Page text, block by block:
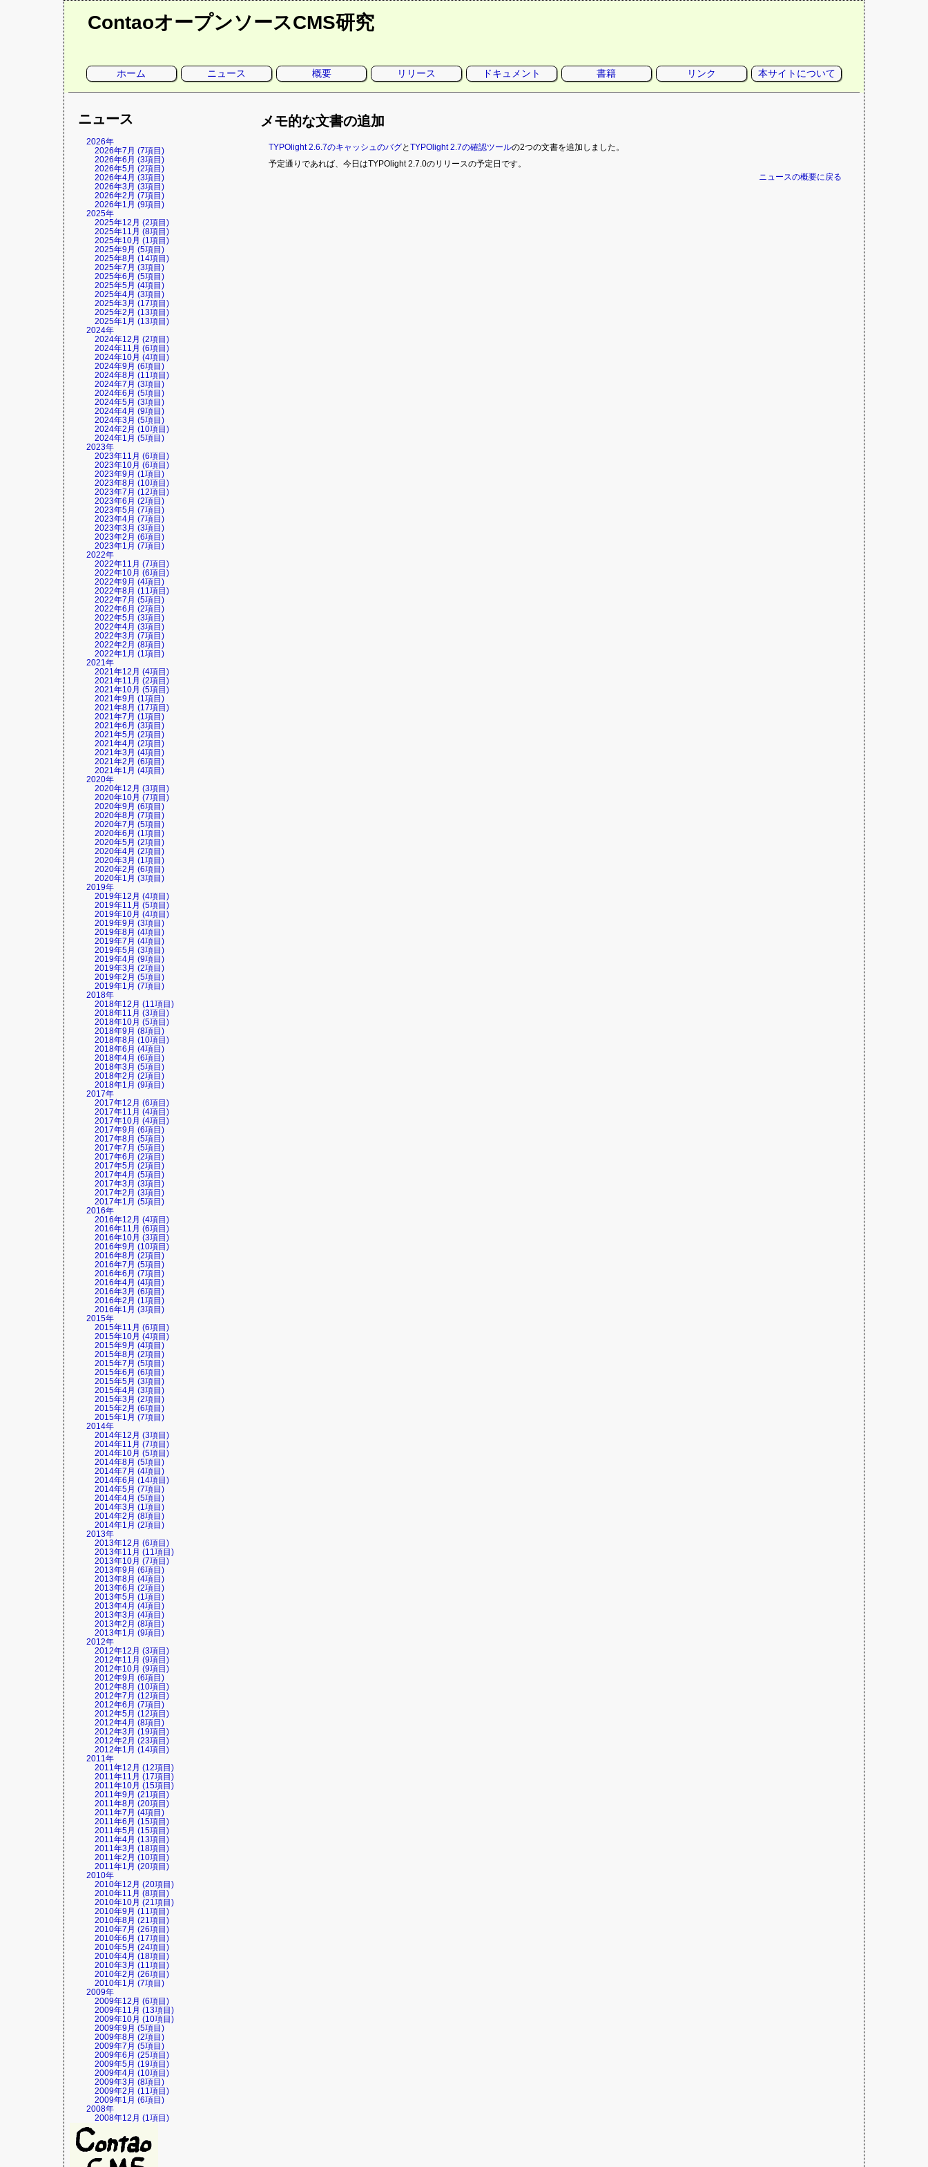
ContaoオープンソースCMS研究
ー
ホーム ニュース 概要 リリース ドキュメント 書籍 リンク 本サイトについて
メモ的な文書の追加
TYPOlight 2.6.7のキャッシュのバグとTYPOlight 2.7の確認ツールの2つの文書を追加しました。
予定通りであれば、今日はTYPOlight 2.7.0のリリースの予定日です。
ニュースの概要に戻る
ニュース
2026年
2026年7月 (7項目)
2026年6月 (3項目)
2026年5月 (2項目)
2026年4月 (3項目)
2026年3月 (3項目)
2026年2月 (7項目)
2026年1月 (9項目)
2025年
2025年12月 (2項目)
2025年11月 (8項目)
2025年10月 (1項目)
2025年9月 (5項目)
2025年8月 (14項目)
2025年7月 (3項目)
2025年6月 (5項目)
2025年5月 (4項目)
2025年4月 (3項目)
2025年3月 (17項目)
2025年2月 (13項目)
2025年1月 (13項目)
2024年
2024年12月 (2項目)
2024年11月 (6項目)
2024年10月 (4項目)
2024年9月 (6項目)
2024年8月 (11項目)
2024年7月 (3項目)
2024年6月 (5項目)
2024年5月 (3項目)
2024年4月 (9項目)
2024年3月 (5項目)
2024年2月 (10項目)
2024年1月 (5項目)
2023年
2023年11月 (6項目)
2023年10月 (6項目)
2023年9月 (1項目)
2023年8月 (10項目)
2023年7月 (12項目)
2023年6月 (2項目)
2023年5月 (7項目)
2023年4月 (7項目)
2023年3月 (3項目)
2023年2月 (6項目)
2023年1月 (7項目)
2022年
2022年11月 (7項目)
2022年10月 (6項目)
2022年9月 (4項目)
2022年8月 (11項目)
2022年7月 (5項目)
2022年6月 (2項目)
2022年5月 (3項目)
2022年4月 (3項目)
2022年3月 (7項目)
2022年2月 (8項目)
2022年1月 (1項目)
2021年
2021年12月 (4項目)
2021年11月 (2項目)
2021年10月 (5項目)
2021年9月 (1項目)
2021年8月 (17項目)
2021年7月 (1項目)
2021年6月 (3項目)
2021年5月 (2項目)
2021年4月 (2項目)
2021年3月 (4項目)
2021年2月 (6項目)
2021年1月 (4項目)
2020年
2020年12月 (3項目)
2020年10月 (7項目)
2020年9月 (6項目)
2020年8月 (7項目)
2020年7月 (5項目)
2020年6月 (1項目)
2020年5月 (2項目)
2020年4月 (2項目)
2020年3月 (1項目)
2020年2月 (6項目)
2020年1月 (3項目)
2019年
2019年12月 (4項目)
2019年11月 (5項目)
2019年10月 (4項目)
2019年9月 (3項目)
2019年8月 (4項目)
2019年7月 (4項目)
2019年5月 (3項目)
2019年4月 (9項目)
2019年3月 (2項目)
2019年2月 (5項目)
2019年1月 (7項目)
2018年
2018年12月 (11項目)
2018年11月 (3項目)
2018年10月 (5項目)
2018年9月 (8項目)
2018年8月 (10項目)
2018年6月 (4項目)
2018年4月 (6項目)
2018年3月 (5項目)
2018年2月 (2項目)
2018年1月 (9項目)
2017年
2017年12月 (6項目)
2017年11月 (4項目)
2017年10月 (4項目)
2017年9月 (6項目)
2017年8月 (5項目)
2017年7月 (5項目)
2017年6月 (2項目)
2017年5月 (2項目)
2017年4月 (5項目)
2017年3月 (3項目)
2017年2月 (3項目)
2017年1月 (5項目)
2016年
2016年12月 (4項目)
2016年11月 (6項目)
2016年10月 (3項目)
2016年9月 (10項目)
2016年8月 (2項目)
2016年7月 (5項目)
2016年6月 (7項目)
2016年4月 (4項目)
2016年3月 (6項目)
2016年2月 (1項目)
2016年1月 (3項目)
2015年
2015年11月 (6項目)
2015年10月 (4項目)
2015年9月 (4項目)
2015年8月 (2項目)
2015年7月 (5項目)
2015年6月 (6項目)
2015年5月 (3項目)
2015年4月 (3項目)
2015年3月 (2項目)
2015年2月 (6項目)
2015年1月 (7項目)
2014年
2014年12月 (3項目)
2014年11月 (7項目)
2014年10月 (5項目)
2014年8月 (5項目)
2014年7月 (4項目)
2014年6月 (14項目)
2014年5月 (7項目)
2014年4月 (5項目)
2014年3月 (1項目)
2014年2月 (8項目)
2014年1月 (2項目)
2013年
2013年12月 (6項目)
2013年11月 (11項目)
2013年10月 (7項目)
2013年9月 (6項目)
2013年8月 (4項目)
2013年6月 (2項目)
2013年5月 (1項目)
2013年4月 (4項目)
2013年3月 (4項目)
2013年2月 (8項目)
2013年1月 (9項目)
2012年
2012年12月 (3項目)
2012年11月 (9項目)
2012年10月 (9項目)
2012年9月 (6項目)
2012年8月 (10項目)
2012年7月 (12項目)
2012年6月 (7項目)
2012年5月 (12項目)
2012年4月 (8項目)
2012年3月 (19項目)
2012年2月 (23項目)
2012年1月 (14項目)
2011年
2011年12月 (12項目)
2011年11月 (17項目)
2011年10月 (15項目)
2011年9月 (21項目)
2011年8月 (20項目)
2011年7月 (4項目)
2011年6月 (15項目)
2011年5月 (15項目)
2011年4月 (13項目)
2011年3月 (18項目)
2011年2月 (10項目)
2011年1月 (20項目)
2010年
2010年12月 (20項目)
2010年11月 (8項目)
2010年10月 (21項目)
2010年9月 (11項目)
2010年8月 (21項目)
2010年7月 (26項目)
2010年6月 (17項目)
2010年5月 (24項目)
2010年4月 (18項目)
2010年3月 (11項目)
2010年2月 (26項目)
2010年1月 (7項目)
2009年
2009年12月 (6項目)
2009年11月 (13項目)
2009年10月 (10項目)
2009年9月 (5項目)
2009年8月 (2項目)
2009年7月 (5項目)
2009年6月 (25項目)
2009年5月 (19項目)
2009年4月 (10項目)
2009年3月 (8項目)
2009年2月 (11項目)
2009年1月 (6項目)
2008年
2008年12月 (1項目)